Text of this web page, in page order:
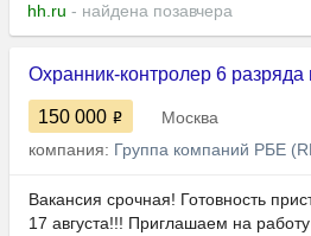
hh.ru - найдена позавчера
Охранник-контролер 6
150 000
Москва
компания: Группа компаний РБЕ
Вакансия срочная! Готовность
17 августа!!! Приглашаем на